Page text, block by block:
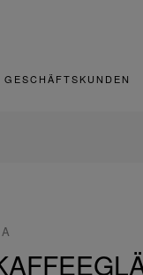
GESCHÄFTSKUNDEN